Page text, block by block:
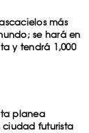
más
se hará en
y tendrá 1,000
planea
ciudad futurista